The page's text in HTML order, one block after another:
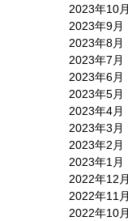
2023年10月
2023年9月
2023年8月
2023年7月
2023年6月
2023年5月
2023年4月
2023年3月
2023年2月
2023年1月
2022年12月
2022年11月
2022年10月